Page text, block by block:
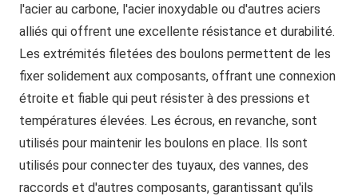
l'acier au carbone, l'acier inoxydable ou d'autres aciers
alliés qui offrent une excellente résistance et durabilité.
Les extrémités filetées des boulons permettent de les
fixer solidement aux composants, offrant une connexion
étroite et fiable qui peut résister à des pressions et
températures élevées. Les écrous, en revanche, sont
utilisés pour maintenir les boulons en place. Ils sont
utilisés pour connecter des tuyaux, des vannes, des
raccords et d'autres composants, garantissant qu'ils